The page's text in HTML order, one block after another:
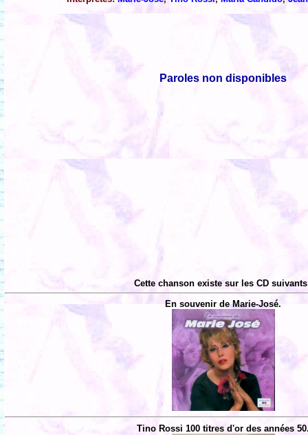
Paroles non disponibles
Cette chanson existe sur les CD
En souvenir de Marie-José.
Tino Rossi 100 titres d'or des années